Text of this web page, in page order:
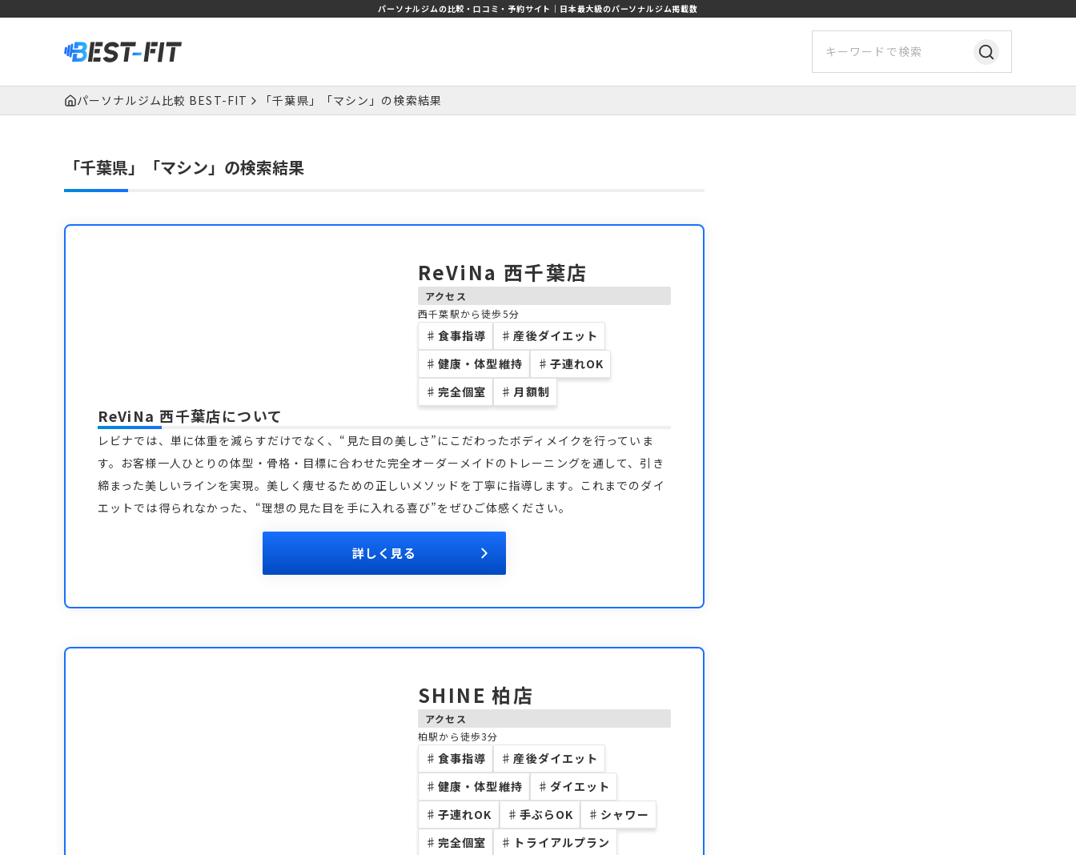
パーソナルジムの比較・口コミ・予約サイト｜日本最大級のパーソナルジム掲載数
パーソナルジム比較 BEST-FIT 「千葉県」「マシン」の検索結果
「千葉県」「マシン」の検索結果
ReViNa 西千葉店
アクセス
西千葉駅から徒歩5分
♯ 食事指導 ♯ 産後ダイエット
♯ 健康・体型維持 ♯ 子連れOK
♯ 完全個室 ♯ 月額制
ReViNa 西千葉店について
レビナでは、単に体重を減らすだけでなく、“見た目の美しさ”にこだわったボディメイクを行っていま
す。お客様一人ひとりの体型・骨格・目標に合わせた完全オーダーメイドのトレーニングを通して、引き
締まった美しいラインを実現。美しく痩せるための正しいメソッドを丁寧に指導します。これまでのダイ
エットでは得られなかった、“理想の見た目を手に入れる喜び”をぜひご体感ください。
詳しく見る
SHINE 柏店
アクセス
柏駅から徒歩3分
♯ 食事指導 ♯ 産後ダイエット
♯ 健康・体型維持 ♯ ダイエット
♯ 子連れOK ♯ 手ぶらOK ♯ シャワー
♯ 完全個室 ♯ トライアルプラン